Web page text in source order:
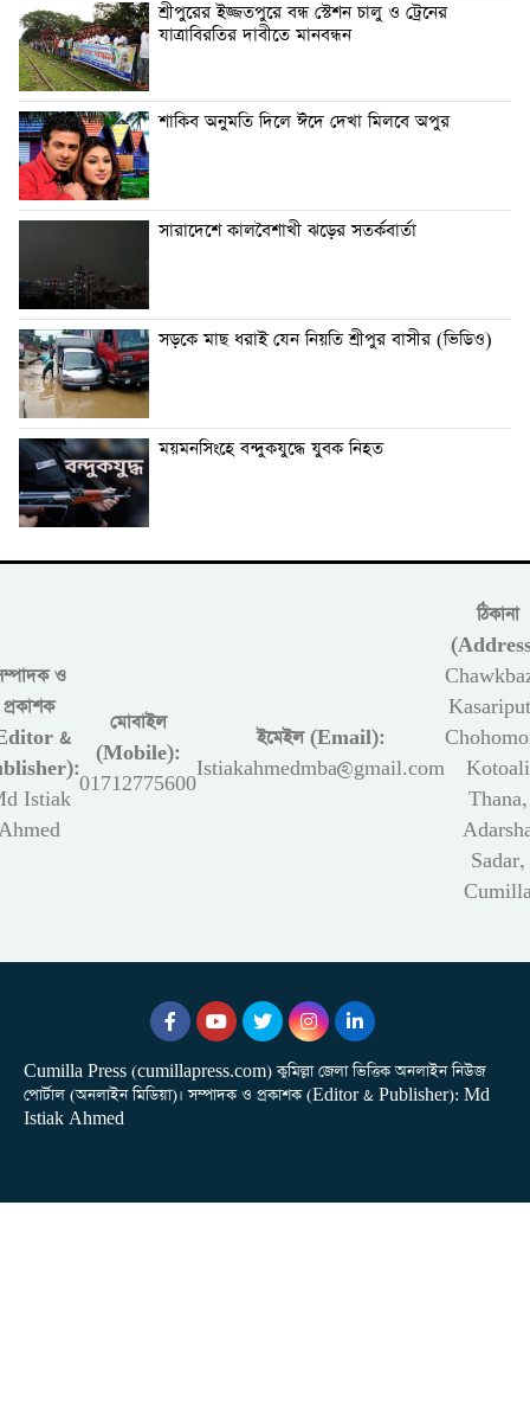
শ্রীপুরের ইজ্জতপুরে বন্ধ স্টেশন চালু ও ট্রেনের
যাত্রাবিরতির দাবীতে মানবন্ধন
শাকিব অনুমতি দিলে ঈদে দেখা মিলবে অপুর
সারাদেশে কালবৈশাখী ঝড়ের সতর্কবার্তা
সড়কে মাছ ধরাই যেন নিয়তি শ্রীপুর বাসীর (ভিডিও)
ময়মনসিংহে বন্দুকযুদ্ধে যুবক নিহত
ও
প্রকাশক
&
Istiak
মোবাইল
(Mobile):
01712775600
ইমেইল (Email):
Istiakahmedmba@gmail.com
ঠিকানা
Kotoali
Thana,
Sadar,
Cumilla Press (cumillapress.com) কুমিল্লা জেলা ভিত্তিক অনলাইন নিউজ
পোর্টাল (অনলাইন মিডিয়া)। সম্পাদক ও প্রকাশক (Editor & Publisher): Md
Istiak Ahmed